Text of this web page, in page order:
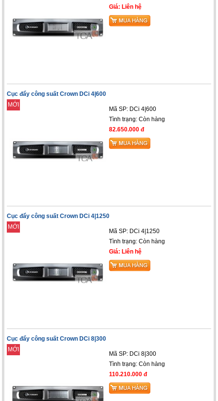
Giá: Liên hệ
Cục đẩy công suất Crown DCi 4|600
MỚI
Mã SP: DCi 4|600
Tình trạng: Còn hàng
82.650.000 đ
Cục đẩy công suất Crown DCi 4|1250
MỚI
Mã SP: DCi 4|1250
Tình trạng: Còn hàng
Giá: Liên hệ
Cục đẩy công suất Crown DCi 8|300
MỚI
Mã SP: DCi 8|300
Tình trạng: Còn hàng
110.210.000 đ